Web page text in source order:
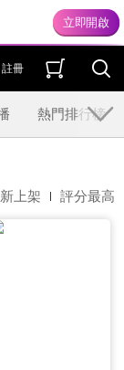
註冊
熱門排行榜
上架 評分最高